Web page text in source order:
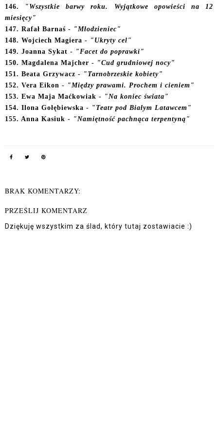
146.
"Wszystkie barwy roku. Wyjątkowe opowieści na 12
miesięcy"
147. Rafał Barnaś - "Młodzieniec"
148. Wojciech Magiera - "Ukryty cel"
149. Joanna Sykat - "Facet do poprawki"
150. Magdalena Majcher - "Cud grudniowej nocy"
151. Beata Grzywacz - "Tarnobrzeskie kobiety"
152. Vera Eikon - "Między prawami. Prochem i cieniem"
153. Ewa Maja Maćkowiak - "Na koniec świata"
154. Ilona Gołębiewska - "Teatr pod Białym Latawcem"
155. Anna Kasiuk - "Namiętność pachnąca terpentyną"
BRAK KOMENTARZY:
PRZEŚLIJ KOMENTARZ
Dziękuję wszystkim za ślad, który tutaj zostawiacie :)